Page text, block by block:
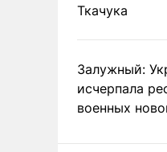
Ткачука
Залужный:
исчерпала
военных